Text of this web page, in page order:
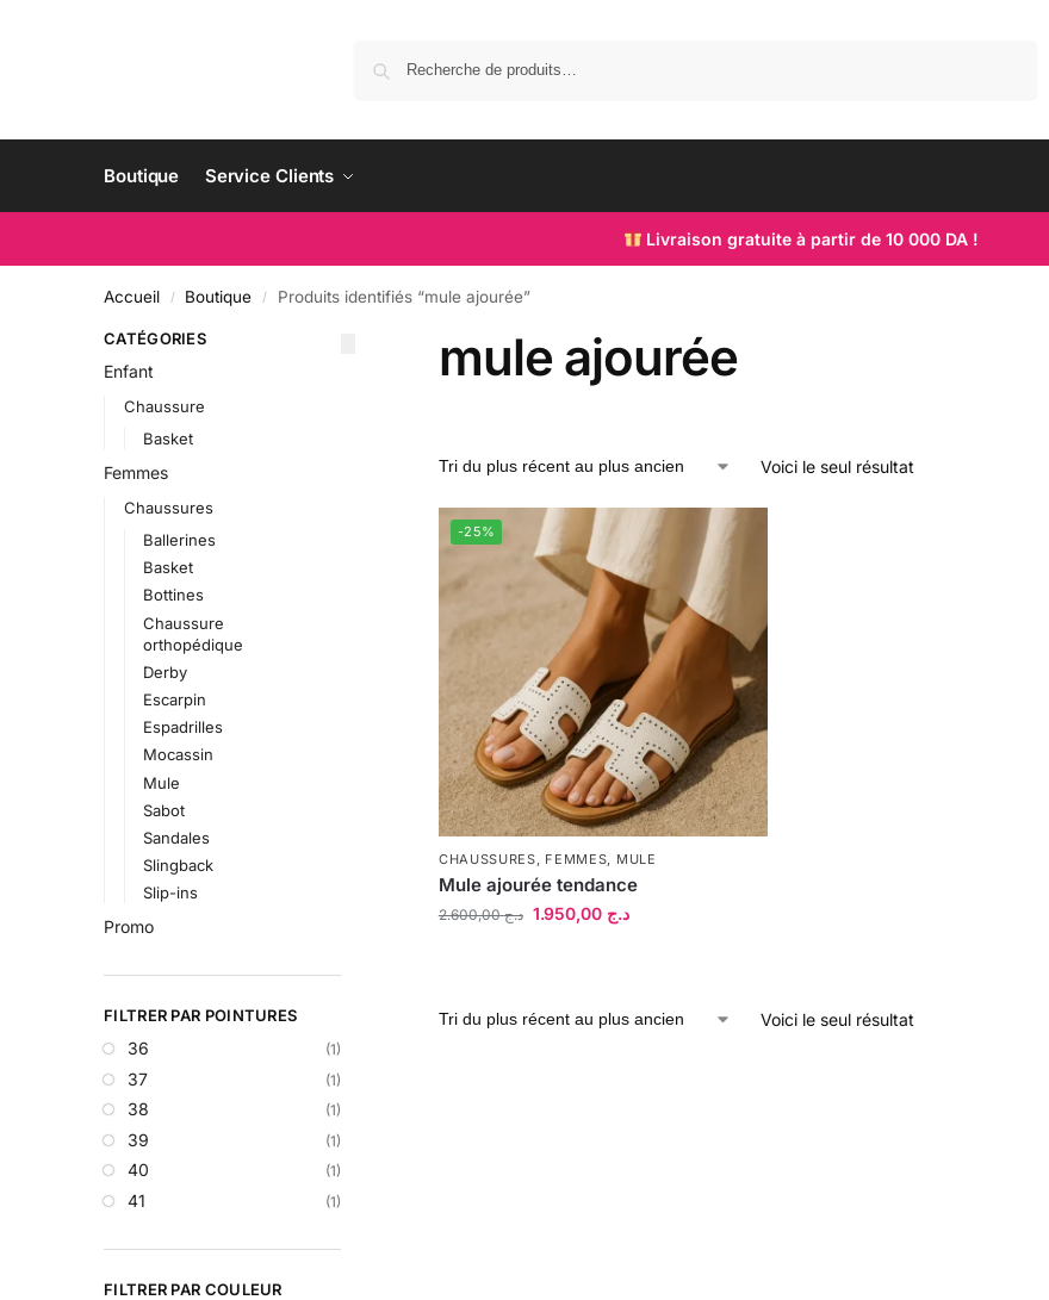
Boutique Service Clients
Livraison gratuite à partir de 10 000 DA !
Accueil / Boutique / Produits identifiés “mule ajourée”
mule ajourée
Voici le seul résultat
-25%
CHAUSSURES, FEMMES, MULE
Mule ajourée tendance
د.ج2.600,00 د.ج 1.950,00
Voici le seul résultat
CATÉGORIES
Enfant
Chaussure
Basket
Femmes
Chaussures
Ballerines
Basket
Bottines
Chaussure
orthopédique
Derby
Escarpin
Espadrilles
Mocassin
Mule
Sabot
Sandales
Slingback
Slip-ins
Promo
FILTRER PAR POINTURES
36 (1)
37 (1)
38 (1)
39 (1)
40 (1)
41 (1)
FILTRER PAR COULEUR